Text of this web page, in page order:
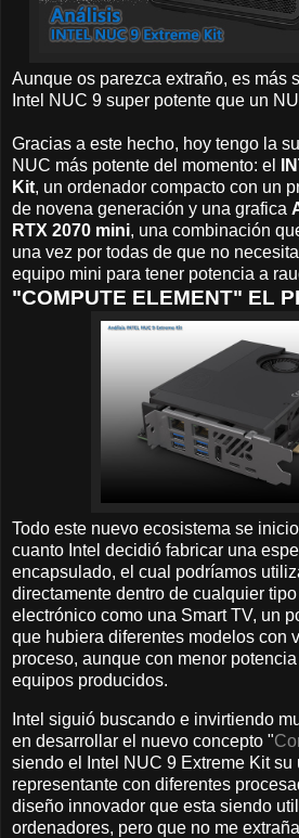
Aunque os parezca extraño, es más
Intel NUC 9 super potente que un
Gracias a este hecho, hoy tengo la
NUC más potente del momento: el
Kit, un ordenador compacto con un
de novena generación y una grafica
RTX 2070 mini, una combinación
una vez por todas de que no
equipo mini para tener potencia a
"COMPUTE ELEMENT" EL
Todo este nuevo ecosistema se
cuanto Intel decidió fabricar una
encapsulado, el cual podríamos
directamente dentro de cualquier
electrónico como una Smart TV, un
que hubiera diferentes modelos con
proceso, aunque con menor
equipos producidos.
Intel siguió buscando e invirtiendo
en desarrollar el nuevo concepto "
siendo el Intel NUC 9 Extreme Kit su
representante con diferentes
diseño innovador que esta siendo
ordenadores, pero que no me